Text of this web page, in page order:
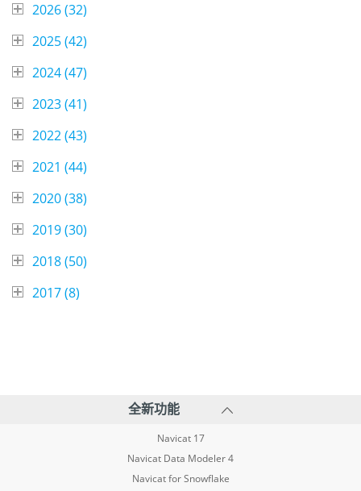
2026 (32)
2025 (42)
2024 (47)
2023 (41)
2022 (43)
2021 (44)
2020 (38)
2019 (30)
2018 (50)
2017 (8)
全新功能
Navicat 17
Navicat Data Modeler 4
Navicat for Snowflake